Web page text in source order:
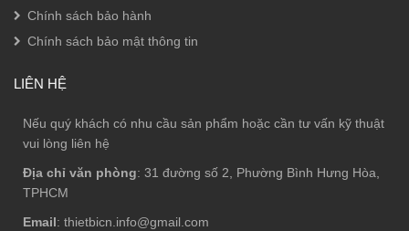
Chính sách bảo hành
Chính sách bảo mật thông tin
LIÊN HỆ
Nếu quý khách có nhu cầu sản phẩm hoặc cần tư vấn kỹ thuật
vui lòng liên hệ
Địa chỉ văn phòng: 31 đường số 2, Phường Bình Hưng Hòa,
TPHCM
Email: thietbicn.info@gmail.com